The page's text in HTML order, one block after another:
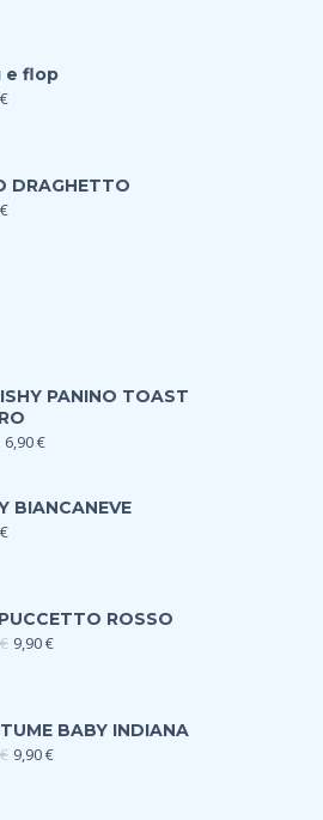
e flop
€
DRAGHETTO
€
PANINO TOAST
6,90€
BIANCANEVE
€
ROSSO
€ 9,90€
BABY INDIANA
€ 9,90€